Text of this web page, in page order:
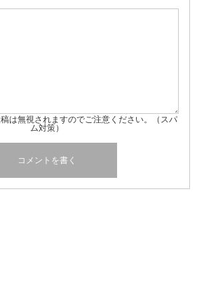
は無視されますのでご注意ください。（スパ
ム対策）